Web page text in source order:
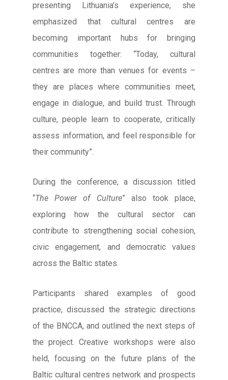
presenting Lithuania’s experience, she
emphasized that cultural centres are
becoming important hubs for bringing
communities together: “Today, cultural
centres are more than venues for events –
they are places where communities meet,
engage in dialogue, and build trust. Through
culture, people learn to cooperate, critically
assess information, and feel responsible for
their community”.
During the conference, a discussion titled
“The Power of Culture” also took place,
exploring how the cultural sector can
contribute to strengthening social cohesion,
civic engagement, and democratic values
across the Baltic states.
Participants shared examples of good
practice, discussed the strategic directions
of the BNCCA, and outlined the next steps of
the project. Creative workshops were also
held, focusing on the future plans of the
Baltic cultural centres network and prospects